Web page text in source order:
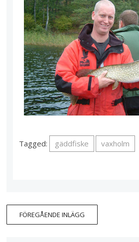
Tagged: gäddfiske vaxholm
FÖREGÅENDE INLÄGG